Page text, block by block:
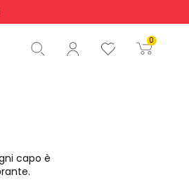
0
0,00 €
ordine
capo è